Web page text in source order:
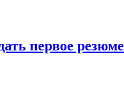
первое резюме